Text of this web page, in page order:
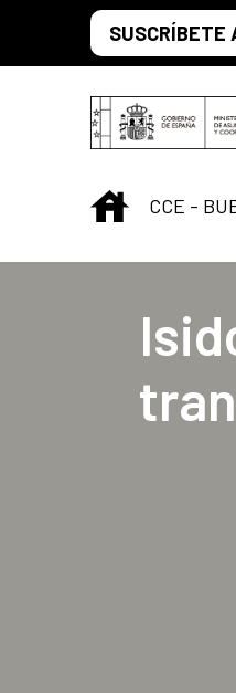
Saltar al contenidoSUSCRÍBETE
INICIO
CCE -
Centro